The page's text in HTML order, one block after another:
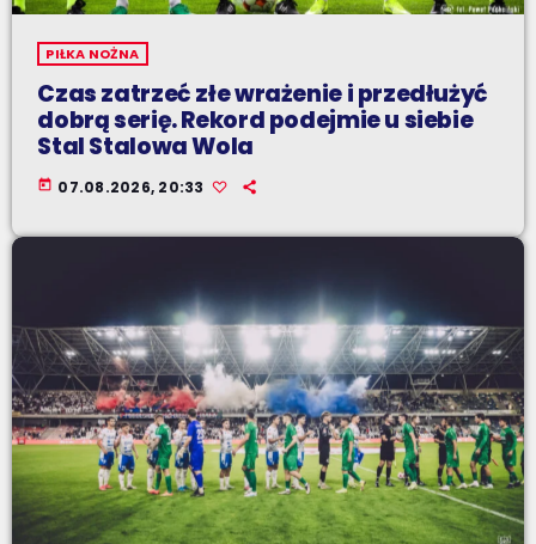
PIŁKA NOŻNA
Czas zatrzeć złe wrażenie i przedłużyć
dobrą serię. Rekord podejmie u siebie
Stal Stalowa Wola
today 07.08.2026, 20:33